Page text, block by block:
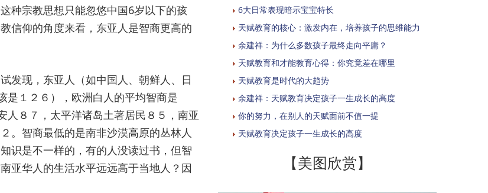
种宗教思想只能忽悠中国6岁以下的孩
信仰的角度来看，东亚人是智商更高的
现，东亚人（如中国人、朝鲜人、日
是１２６），欧洲白人的平均智商是
人８７，太平洋诸岛土著居民８５，南亚
。智商最低的是南非沙漠高原的丛林人
识是不一样的，有的人没读过书，但智
亚华人的生活水平远远高于当地人？因
6大日常表现暗示宝宝特长
天赋教育的核心：激发内在，培养孩子的思维能力
余建祥：为什么多数孩子最终走向平庸？
天赋教育和才能教育心得：你究竟差在哪里
天赋教育是时代的大趋势
余建祥：天赋教育决定孩子一生成长的高度
你的努力，在别人的天赋面前不值一提
天赋教育决定孩子一生成长的高度
【美图欣赏】